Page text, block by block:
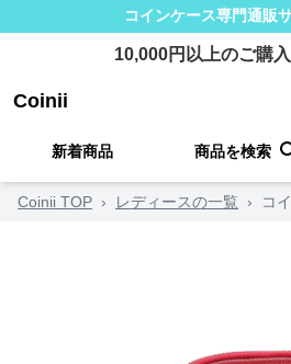
コインケース専門通販
10,000円以上のご購
Coinii
新着商品 商品を検索
Coinii TOP › レディースの一覧 › コ